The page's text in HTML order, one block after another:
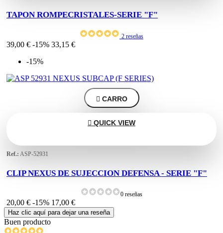
TAPON ROMPECRISTALES-SERIE "F"
2 reseñas
39,00 € -15% 33,15 €
-15%
 CARRO
 QUICK VIEW
Ref.: ASP-52931
CLIP NEXUS DE SUJECCION DEFENSA - SERIE "F"
0 reseñas
20,00 € -15% 17,00 €
Haz clic aquí para dejar una reseña
Buen producto